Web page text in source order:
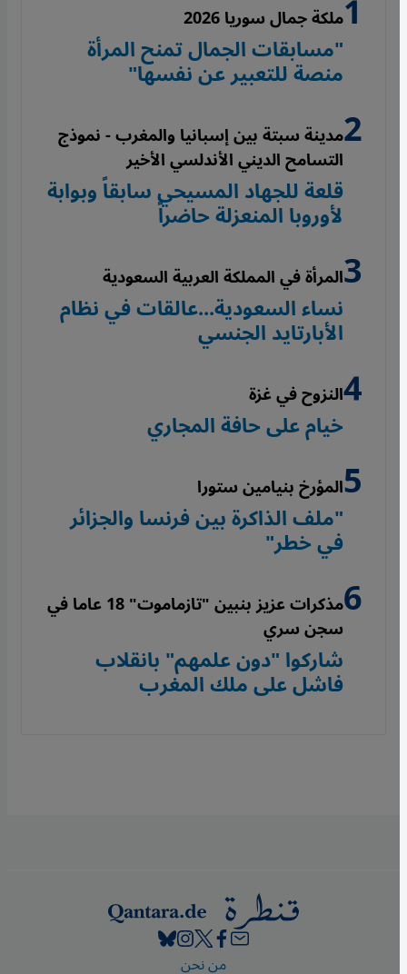
ملكة جمال سوريا 2026
"مسابقات الجمال تمنح المرأة
منصة للتعبير عن نفسها"
مدينة سبتة بين إسبانيا والمغرب - نموذج
التسامح الديني الأندلسي الأخير
قلعة للجهاد المسيحي سابقاً وبوابة
لأوروبا المنعزلة حاضراً
المرأة في المملكة العربية السعودية
نساء السعودية...عالقات في نظام
الأبارتايد الجنسي
النزوح في غزة
خيام على حافة المجاري
المؤرخ بنيامين ستورا
"ملف الذاكرة بين فرنسا والجزائر
في خطر"
مذكرات عزيز بنبين "تازماموت" 18 عاما في
سجن سري
شاركوا "دون علمهم" بانقلاب
فاشل على ملك المغرب
من نحن